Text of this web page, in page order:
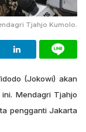
Tjahjo Kumolo.
(Jokowi) akan
Mendagri Tjahjo
pengganti Jakarta